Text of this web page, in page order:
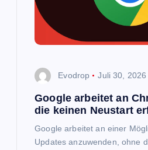
Evodrop Juli 30, 2026
Google arbeitet an
die keinen Neustart
Google arbeitet an einer
Updates anzuwenden, ohne